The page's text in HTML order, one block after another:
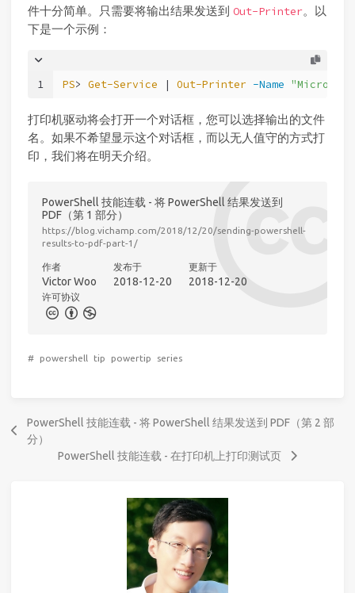
件十分简单。只需要将输出结果发送到 Out-Printer。以
下是一个示例：
1 PS> Get-Service | Out-Printer -Name
打印机驱动将会打开一个对话框，您可以选择输出的文件
名。如果不希望显示这个对话框，而以无人值守的方式打
印，我们将在明天介绍。
PowerShell 技能连载 - 将 PowerShell 结果发送到
PDF（第 1 部分）
https://blog.vichamp.com/2018/12/20/sending-powershell-
results-to-pdf-part-1/
作者
Victor Woo
发布于
2018-12-20
更新于
2018-12-20
许可协议
# powershell tip powertip series
PowerShell 技能连载 - 将 PowerShell 结果发送到 PDF（第 2 部
分）
PowerShell 技能连载 - 在打印机上打印测试页